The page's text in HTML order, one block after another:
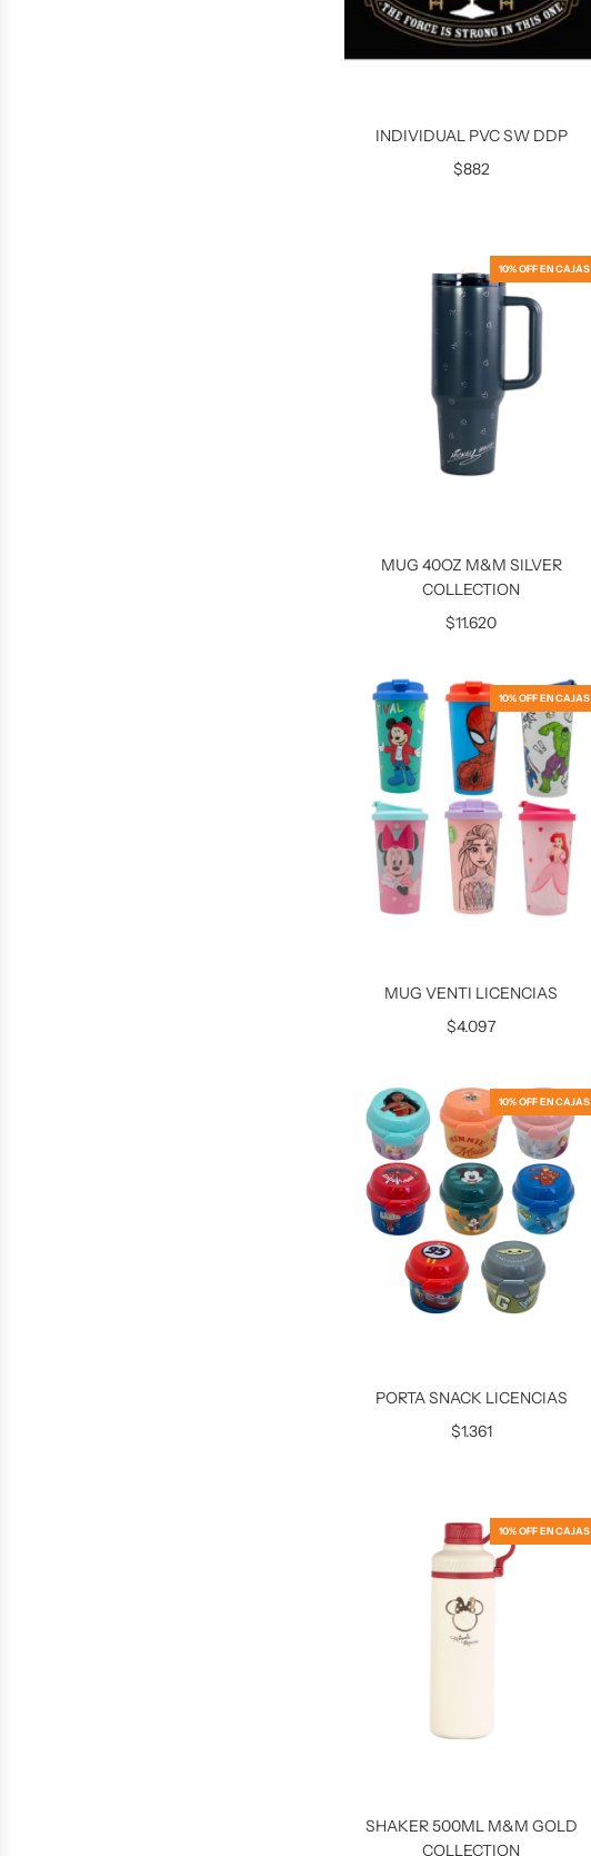
INDIVIDUAL PVC SW DDP
$882
10% OFF EN CAJAS
MUG 40OZ M&M SILVER
COLLECTION
$11.620
10% OFF EN CAJAS
MUG VENTI LICENCIAS
$4.097
10% OFF EN CAJAS
PORTA SNACK LICENCIAS
$1.361
10% OFF EN CAJAS
SHAKER 500ML M&M GOLD
COLLECTION